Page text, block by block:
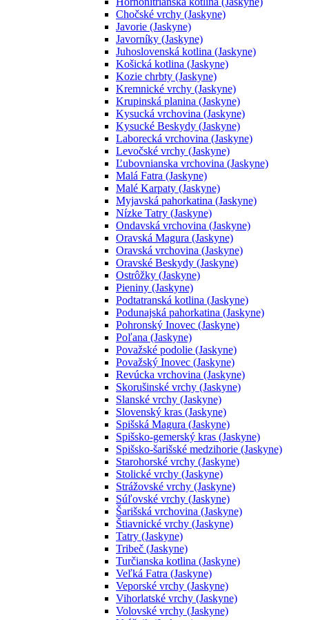
Chočské vrchy (Jaskyne)
Javorie (Jaskyne)
Javorníky (Jaskyne)
Juhoslovenská kotlina (Jaskyne)
Košická kotlina (Jaskyne)
Kozie chrbty (Jaskyne)
Kremnické vrchy (Jaskyne)
Krupinská planina (Jaskyne)
Kysucká vrchovina (Jaskyne)
Kysucké Beskydy (Jaskyne)
Laborecká vrchovina (Jaskyne)
Levočské vrchy (Jaskyne)
Ľubovnianska vrchovina (Jaskyne)
Malá Fatra (Jaskyne)
Malé Karpaty (Jaskyne)
Myjavská pahorkatina (Jaskyne)
Nízke Tatry (Jaskyne)
Ondavská vrchovina (Jaskyne)
Oravská Magura (Jaskyne)
Oravská vrchovina (Jaskyne)
Oravské Beskydy (Jaskyne)
Ostrôžky (Jaskyne)
Pieniny (Jaskyne)
Podtatranská kotlina (Jaskyne)
Podunajská pahorkatina (Jaskyne)
Pohronský Inovec (Jaskyne)
Poľana (Jaskyne)
Považské podolie (Jaskyne)
Považský Inovec (Jaskyne)
Revúcka vrchovina (Jaskyne)
Skorušinské vrchy (Jaskyne)
Slanské vrchy (Jaskyne)
Slovenský kras (Jaskyne)
Spišská Magura (Jaskyne)
Spišsko-gemerský kras (Jaskyne)
Spišsko-šarišské medzihorie (Jaskyne)
Starohorské vrchy (Jaskyne)
Stolické vrchy (Jaskyne)
Strážovské vrchy (Jaskyne)
Súľovské vrchy (Jaskyne)
Šarišská vrchovina (Jaskyne)
Štiavnické vrchy (Jaskyne)
Tatry (Jaskyne)
Tribeč (Jaskyne)
Turčianska kotlina (Jaskyne)
Veľká Fatra (Jaskyne)
Veporské vrchy (Jaskyne)
Vihorlatské vrchy (Jaskyne)
Volovské vrchy (Jaskyne)